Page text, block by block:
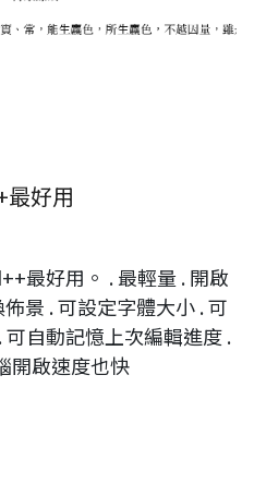
好用
最好用。 . 最輕量 . 開啟
景 . 可設定字體大小 . 可
自動記憶上次編輯進度 .
開啟速度也快